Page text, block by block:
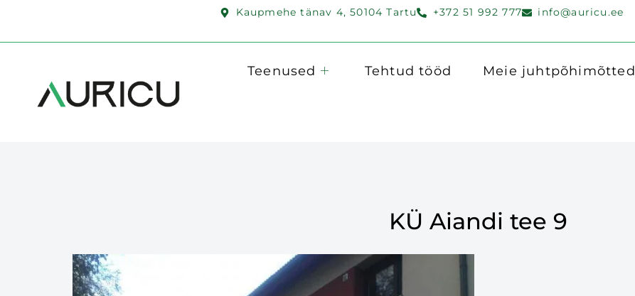
Kaupmehe tänav 4, 50104 Tartu +372 51 992 777 info@auricu.ee
Teenused Tehtud tööd Meie juhtpõhimõtted
KÜ Aiandi tee 9